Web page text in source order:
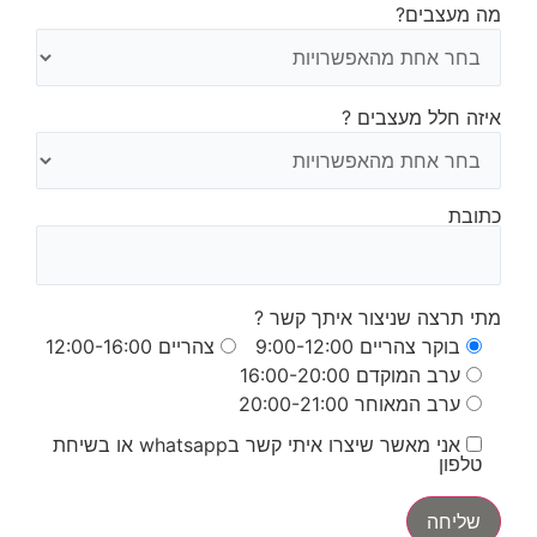
מה מעצבים?
איזה חלל מעצבים ?
כתובת
מתי תרצה שניצור איתך קשר ?
בוקר צהריים 9:00-12:00
צהריים 12:00-16:00
ערב המוקדם 16:00-20:00
ערב המאוחר 20:00-21:00
אני מאשר שיצרו איתי קשר בwhatsapp או בשיחת
טלפון